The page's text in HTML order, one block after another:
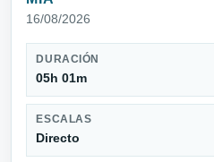
16/08/2026
DURACIÓN
05h 01m
ESCALAS
Directo